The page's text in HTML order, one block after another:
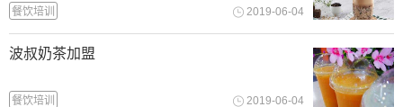
2019-06-04
餐饮培训
波叔奶茶加盟
2019-06-04
餐饮培训